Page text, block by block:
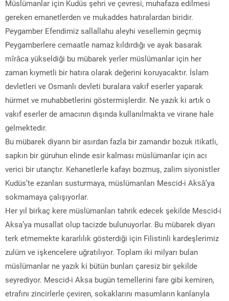
Müslümanlar için Kudüs şehri ve çevresi, muhafaza edilmesi
gereken emanetlerden ve mukaddes hatıralardan biridir.
Peygamber Efendimiz sallallahu aleyhi vesellemin geçmiş
Peygamberlere cemaatle namaz kıldırdığı ve ayak basarak
mîrâca yükseldiği bu mübarek yerler müslümanlar için her
zaman kıymetli bir hatıra olarak değerini koruyacaktır. İslam
devletleri ve Osmanlı devleti buralara vakıf eserler yaparak
hürmet ve muhabbetlerini göstermişlerdir. Ne yazık ki artık o
vakıf eserler de amacının dışında kullanılmakta ve virane hale
gelmektedir.
Bu mübarek diyarın bir asırdan fazla bir zamandır bozuk itikatlı,
sapkın bir güruhun elinde esir kalması müslümanlar için acı
verici bir utançtır. Kehanetlerle kafayı bozmuş, zalim siyonistler
Kudüs’te ezanları susturmaya, müslümanları Mescid-i Aksâ’ya
sokmamaya çalışıyorlar.
Her yıl birkaç kere müslümanları tahrik edecek şekilde Mescid-i
Aksa’ya musallat olup tacizde bulunuyorlar. Bu mübarek diyarı
terk etmemekte kararlılık gösterdiği için Filistinli kardeşlerimiz
zulüm ve işkencelere uğratılıyor. Toplam iki milyarı bulan
müslümanlar ne yazık ki bütün bunları çaresiz bir şekilde
seyrediyor. Mescid-i Aksa bugün temellerini fare gibi kemiren,
etrafını zincirlerle çeviren, sokaklarını masumların kanlarıyla